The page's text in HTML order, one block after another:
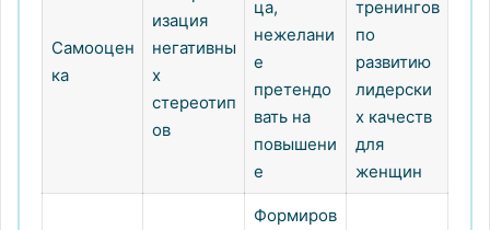
Самооцен
ка
изация
негативны
х
стереотип
ов
ца,
нежелани
е
претендо
вать на
повышени
е
тренингов
по
развитию
лидерски
х качеств
для
женщин
Формиров